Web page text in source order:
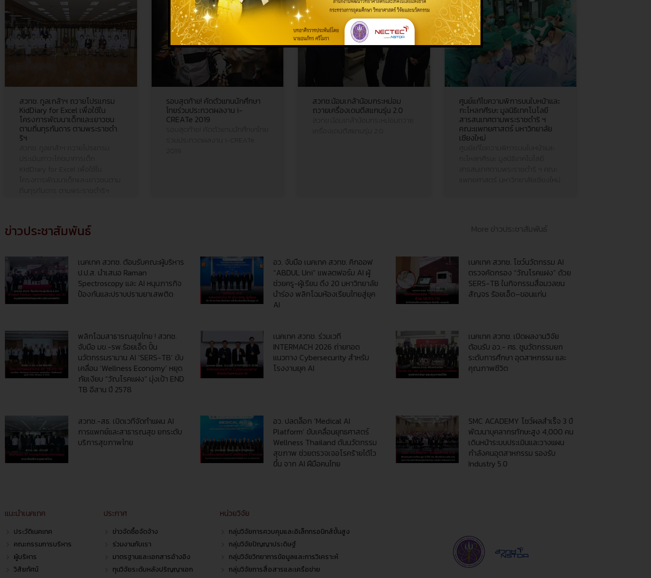
สวทช. ทูลเกล้าฯ ถวายโปรแกรม
KidDiary for Excel เพื่อใช้ใน
โครงการพัฒนาเด็กและเยาวชน
ตามถิ่นทุรกันดาร ตามพระราชดำ
ริฯ
สวทช. ทูลเกล้าฯ ถวายโปรแกรม
รอบสุดท้าย! คัดตัวแทนนักศึกษา
ไทยร่วมประกวดผลงาน i-
CREATe 2019
รอบสุดท้าย! คัดตัวแทนนักศึกษาไทย
สวทช.น้อมเกล้าน้อมกระหม่อม
ถวายเครื่องเดนตีสแกนรุ่น 2.0
สวทช.น้อมเกล้าน้อมกระหม่อมถวาย
เครื่องเดนตีสแกนรุ่น 2.0
ศูนย์แก้ไขความพิการบนใบหน้าและ
กะโหลกศีรษะ มูลนิธิเทคโนโลยี
สารสนเทศตามพระราชดำริ ฯ
คณะแพทยศาสตร์ มหาวิทยาลัย
เชียงใหม่
ศูนย์แก้ไขความพิการบนใบหน้าและ
กะโหลกศีรษะ มูลนิธิเทคโนโลยี
สารสนเทศตามพระราชดำริ ฯ คณะ
แพทยศาสตร์ มหาวิทยาลัยเชียงใหม่
ข่าวประชาสัมพันธ์ More ข่าวประชาสัมพันธ์
เนคเทค สวทช. ต้อนรับคณะผู้บริหาร
ป.ป.ส. นำเสนอ Raman
Spectroscopy และ AI หนุนภารกิจ
ป้องกันและปราบปรามยาเสพติด
อว. จับมือ เนคเทค สวทช. คิกออฟ
“ABDUL Uni” แพลตฟอร์ม AI ผู้
ช่วยครู-ผู้เรียน ดึง 20 มหาวิทยาลัย
นำร่อง พลิกโฉมห้องเรียนไทยสู่ยุค
AI
เนคเทค สวทช. โชว์นวัตกรรม AI
ตรวจคัดกรอง “วัณโรคแฝง” ด้วย
SERS-TB ในกิจกรรมสื่อมวลชน
สัญจร ร้อยเอ็ด–ขอนแก่น
พลิกโฉมสาธารณสุขไทย ! สวทช.
จับมือ มข.-รพ.ร้อยเอ็ด ปั้น
นวัตกรรมรามาน AI ‘SERS-TB’ ขับ
เคลื่อน ‘Wellness Economy’ หยุด
ภัยเงียบ “วัณโรคแฝง” มุ่งเป้า END
TB อีสาน ปี 2578
เนคเทค สวทช. ร่วมเวที
INTERMACH 2026 ถ่ายทอด
แนวทาง Cybersecurity สำหรับ
โรงงานยุค AI
เนคเทค สวทช. เปิดผลงานวิจัย
ต้อนรับ อว.- ศธ. ชูนวัตกรรมยก
ระดับการศึกษา อุตสาหกรรม และ
คุณภาพชีวิต
สวทช.-สธ. เปิดเวทีจัดทำแผน AI
การแพทย์และสาธารณสุข ยกระดับ
บริการสุขภาพไทย
อว. ปลดล็อก ‘Medical AI
Platform’ ขับเคลื่อนยุทธศาสตร์
Wellness Thailand ดันนวัตกรรม
สุขภาพ ช่วยตรวจเจอโรคร้ายได้ไว
ขึ้น จาก AI ฝีมือคนไทย
SMC ACADEMY โชว์ผลสำเร็จ 3 ปี
พัฒนาบุคลากรทักษะสูง 4,000 คน
เดินหน้าระบบประเมินและวางแผน
กำลังคนอุตสาหกรรม รองรับ
Industry 5.0
แนะนำเนคเทค
ประวัติเนคเทค
คณะกรรมการบริหาร
ผู้บริหาร
วิสัยทัศน์
ประกาศ
ข่าวจัดซื้อจัดจ้าง
ร่วมงานกับเรา
มาตรฐานและเอกสารอ้างอิง
ทุนวิจัยระดับหลังปริญญาเอก
หน่วยวิจัย
กลุ่มวิจัยการควบคุมและอิเล็กทรอนิกส์ขั้นสูง
กลุ่มวิจัยปัญญาประดิษฐ์
กลุ่มวิจัยวิทยาการข้อมูลและการวิเคราะห์
กลุ่มวิจัยการสื่อสารและเครือข่าย